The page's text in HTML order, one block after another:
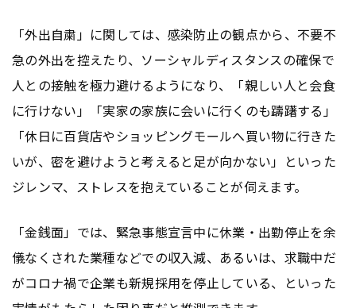
「外出自粛」に関しては、感染防止の観点から、不要不
急の外出を控えたり、ソーシャルディスタンスの確保で
人との接触を極力避けるようになり、「親しい人と会食
に行けない」「実家の家族に会いに行くのも躊躇する」
「休日に百貨店やショッピングモールへ買い物に行きた
いが、密を避けようと考えると足が向かない」といった
ジレンマ、ストレスを抱えていることが伺えます。
「金銭面」では、緊急事態宣言中に休業・出勤停止を余
儀なくされた業種などでの収入減、あるいは、求職中だ
がコロナ禍で企業も新規採用を停止している、といった